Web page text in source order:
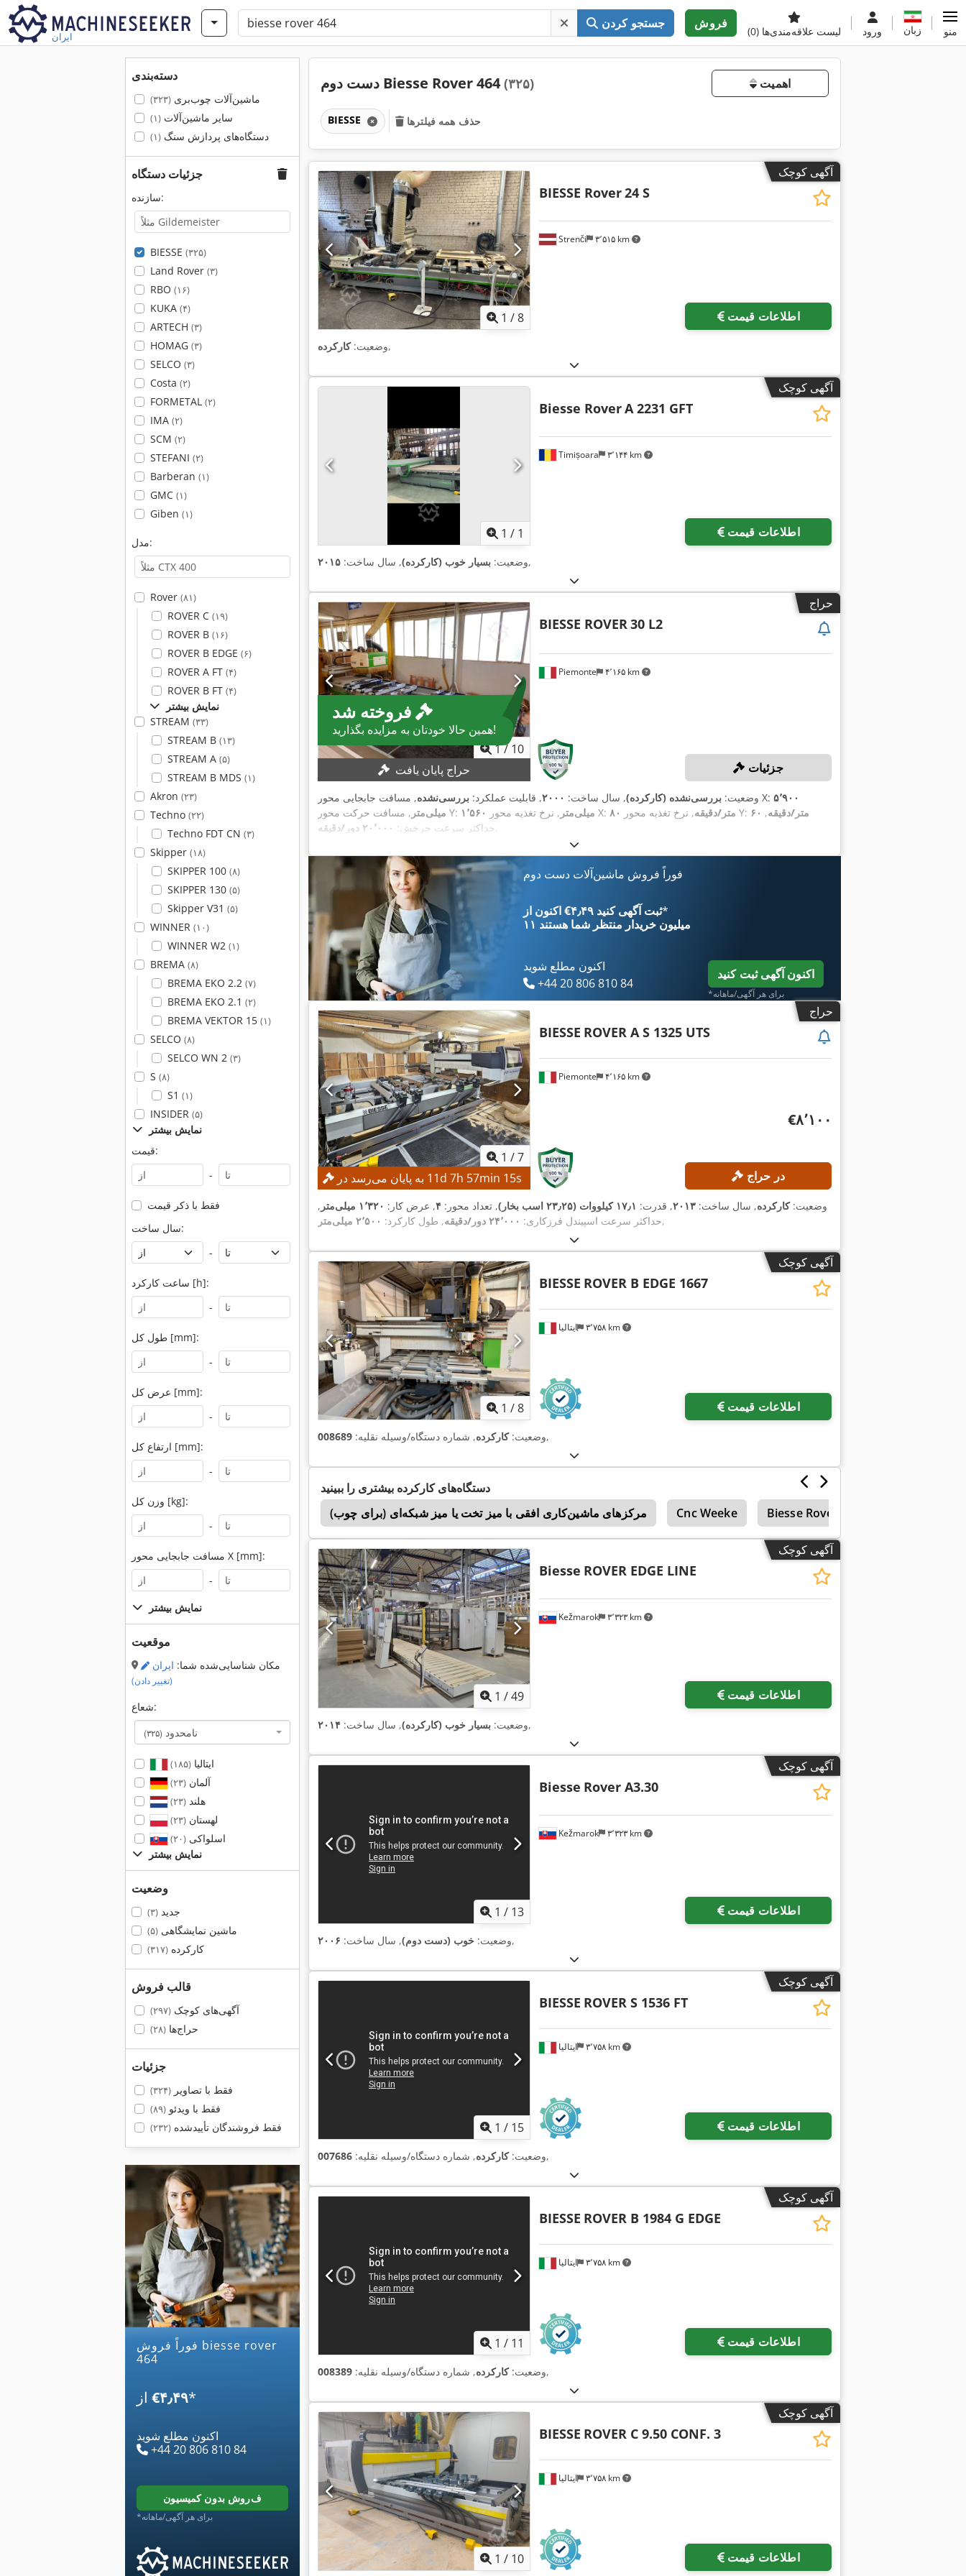
ایران
جستجو کردن فروش
لیست علاقه‌مندی‌ها (0) ورود زبان منو
دسته‌بندی
ماشین‌آلات چوب‌بری(۳۲۳)
سایر ماشین‌آلات(۱)
دستگاه‌های پردازش سنگ(۱)
جزئیات دستگاه
سازنده:
BIESSE (۳۲۵)
Land Rover (۳)
RBO (۱۶)
KUKA (۴)
ARTECH (۳)
HOMAG (۳)
SELCO (۳)
Costa (۲)
FORMETAL (۲)
IMA (۲)
SCM (۲)
STEFANI (۲)
Barberan (۱)
GMC (۱)
Giben (۱)
مدل:
Rover (۸۱)
ROVER C (۱۹)
ROVER B (۱۶)
ROVER B EDGE (۶)
ROVER A FT (۴)
ROVER B FT (۴)
نمایش بیشتر
STREAM (۳۳)
STREAM B (۱۳)
STREAM A (۵)
STREAM B MDS (۱)
Akron (۲۳)
Techno (۲۲)
Techno FDT CN (۳)
Skipper (۱۸)
SKIPPER 100 (۸)
SKIPPER 130 (۵)
Skipper V31 (۵)
WINNER (۱۰)
WINNER W2 (۱)
BREMA (۸)
BREMA EKO 2.2 (۷)
BREMA EKO 2.1 (۲)
BREMA VEKTOR 15 (۱)
SELCO (۸)
SELCO WN 2 (۳)
S (۸)
S1 (۱)
INSIDER (۵)
نمایش بیشتر
قیمت:
-
فقط با ذکر قیمت
سال ساخت:
-
ساعت کارکرد [h]:
-
طول کل [mm]:
-
عرض کل [mm]:
-
ارتفاع کل [mm]:
-
وزن کل [kg]:
-
مسافت جابجایی محور X [mm]:
-
نمایش بیشتر
موقعیت
مکان شناسایی‌شده شما: ایران
(تغییر دادن)
شعاع:
نامحدود (۳۲۵)
ایتالیا(۱۸۵)
آلمان(۲۳)
هلند(۲۳)
لهستان(۲۳)
اسلواکی(۲۰)
نمایش بیشتر
وضعیت
جدید(۳)
ماشین نمایشگاهی(۵)
کارکرده(۳۱۷)
قالب فروش
آگهی‌های کوچک(۲۹۷)
حراج‌ها(۲۸)
جزئیات
فقط با تصاویر(۳۲۴)
فقط با ویدئو(۸۹)
فقط فروشندگان تأییدشده(۲۳۲)
فوراً فروش biesse rover
464
‎€۴٫۴۹*
اکنون مطلع شوید
+44 20 806 810 84
فروش بدون کمیسیون
*برای هر آگهی/ماهانه
دست دوم Biesse Rover 464 (۳۲۵) اهمیت
BIESSE حذف همه فیلترها
آگهی کوچک
1 /8
Strenči ۳٬۵۱۵ km
BIESSE Rover24 S
اطلاعات قیمت
وضعیت:کارکرده ,
آگهی کوچک
1 / 1
Timișoara ۳٬۱۴۴ km
Biesse RoverA 2231 GFT
اطلاعات قیمت
وضعیت: بسیار خوب (کارکرده), سال ساخت: ۲۰۱۵ ,
حراج
همین حالا خودتان به مزایده بگذارید!
1/10
حراج پایان یافت
Piemonte ۴٬۱۶۵ km
BIESSE ROVER30 L2
جزئیات
وضعیت: بررسی‌نشده (کارکرده), سال ساخت: ۲۰۰۰, قابلیت عملکرد: بررسی‌نشده , مسافت جابجایی محور X: ۵٬۹۰۰
میلی‌متر , مسافت حرکت محور Y: ۱٬۵۶۰ میلی‌متر , نرخ تغذیه محور X: ۸۰ متر/دقیقه , نرخ تغذیه محور Y: ۶۰ متر/دقیقه,
حداکثر سرعت چرخش: ۲۰٬۰۰۰ دور/دقیقه ,
فوراً فروش ماشین‌آلات دست دوم
اکنون از ‎€۴٫۴۹ ثبت آگهی کنید*
۱۱ میلیون خریدار منتظر شما هستند
اکنون مطلع شوید
+44 20 806 810 84
اکنون آگهی ثبت کنید
*برای هر آگهی/ماهانه
حراج
1 /7
11d7h 57min 14s
Piemonte ۴٬۱۶۵ km
BIESSE ROVER A S 1325 UTS
‎€۸٬۱۰۰
در حراج
وضعیت:کارکرده, سال ساخت: ۲۰۱۳, قدرت: ۱۷٫۱ کیلووات (۲۳٫۲۵ اسب بخار) , تعداد محور: ۴, عرض کار: ۱٬۳۲۰ میلی‌متر
,
حداکثر سرعت اسپیندل فرزکاری: ۲۴٬۰۰۰ دور/دقیقه , طول کارکرد: ۲٬۵۰۰ میلی‌متر ,
آگهی کوچک
1 /8
ایتالیا ۳٬۷۵۸ km
BIESSE ROVER B EDGE 1667
اطلاعات قیمت
وضعیت:کارکرده, شماره دستگاه/وسیله نقلیه: 008689 ,
دستگاه‌های کارکرده بیشتری را ببینید
مرکزهای ماشین‌کاری افقی با میز تخت یا میز شبکه‌ای (برای چوب)
Cnc Weeke Biesse Rover 321 R
Maka Masterwood Winner Venture
آگهی کوچک
1 /49
Kežmarok ۳٬۳۲۳ km
Biesse ROVER EDGE LINE
اطلاعات قیمت
وضعیت: بسیار خوب (کارکرده), سال ساخت: ۲۰۱۴ ,
آگهی کوچک
1 / 13
Kežmarok ۳٬۳۲۳ km
Biesse Rover A3.30
اطلاعات قیمت
وضعیت: خوب (دست دوم), سال ساخت: ۲۰۰۶ ,
آگهی کوچک
1 / 15
ایتالیا ۳٬۷۵۸ km
BIESSE ROVER S 1536 FT
اطلاعات قیمت
وضعیت:کارکرده, شماره دستگاه/وسیله نقلیه: 007686 ,
آگهی کوچک
1 / 11
ایتالیا ۳٬۷۵۸ km
BIESSE ROVER B 1984 G EDGE
اطلاعات قیمت
وضعیت:کارکرده, شماره دستگاه/وسیله نقلیه: 008389 ,
آگهی کوچک
1 / 10
ایتالیا ۳٬۷۵۸ km
BIESSE ROVER C 9.50 CONF. 3
اطلاعات قیمت